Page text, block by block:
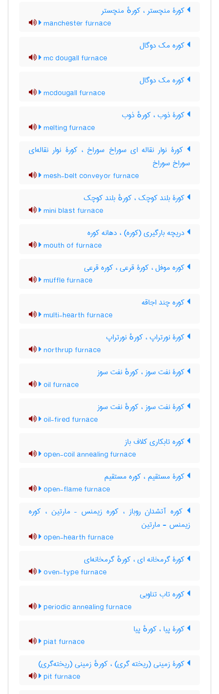
کورۀ منچستر ، کورهٔ منچستر
manchester furnace
کوره مک دوگال
mc dougall furnace
کوره مک دوگال
mcdougall furnace
کورۀ ذوب ، کورهٔ ذوب
melting furnace
کورۀ نوار نقاله ای سوراخ سوراخ ، کورۀ نوار نقاله‌ای
سوراخ سوراخ
mesh-belt conveyor furnace
کورۀ بلند کوچک ، کورهٔ بلند کوچک
mini blast furnace
دریچه بارگیری (کوره) ، دهانه کوره
mouth of furnace
کوره موفل ، کورۀ قرعی ، کوره قرعی
muffle furnace
کوره چند اجاقه
multi-hearth furnace
کورۀ نورتراپ ، کورهٔ نورتراپ
northrup furnace
کورۀ نفت سوز ، کورهٔ نفت سوز
oil furnace
کورۀ نفت سوز ، کورهٔ نفت سوز
oil-fired furnace
کوره تابکاری کلاف باز
open-coil annealing furnace
کورۀ مستقیم ، کوره مستقیم
open-flame furnace
کوره آتشدان روباز ، کوره زیمنس – مارتین ، کوره
زیمنس - مارتین
open-hearth furnace
کورۀ گرمخانه ای ، کورهٔ گرمخانه‌ای
oven-type furnace
کوره تاب تناوبی
periodic annealing furnace
کورۀ پیا ، کورهٔ پیا
piat furnace
کورۀ زمینی (ریخته گری) ، کورهٔ زمینی (ریخته‌گری)
pit furnace